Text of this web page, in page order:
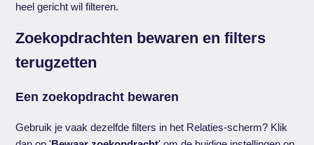
heel gericht wil filteren.
Zoekopdrachten bewaren en filters
terugzetten
Een zoekopdracht bewaren
Gebruik je vaak dezelfde filters in het Relaties-scherm? Klik